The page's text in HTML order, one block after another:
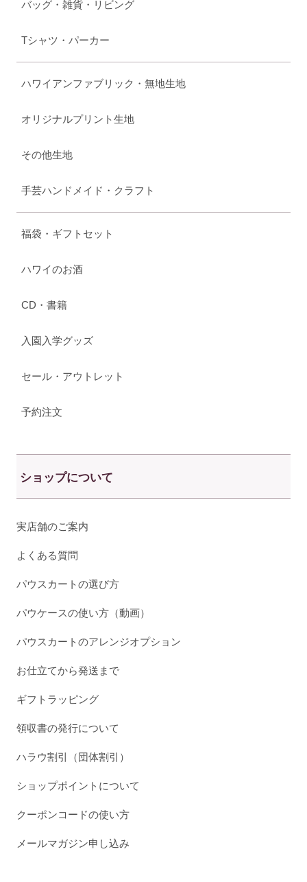
バッグ・雑貨・リビング
Tシャツ・パーカー
ハワイアンファブリック・無地生地
オリジナルプリント生地
その他生地
手芸ハンドメイド・クラフト
福袋・ギフトセット
ハワイのお酒
CD・書籍
入園入学グッズ
セール・アウトレット
予約注文
ショップについて
実店舗のご案内
よくある質問
パウスカートの選び方
パウケースの使い方（動画）
パウスカートのアレンジオプション
お仕立てから発送まで
ギフトラッピング
領収書の発行について
ハラウ割引（団体割引）
ショップポイントについて
クーポンコードの使い方
メールマガジン申し込み